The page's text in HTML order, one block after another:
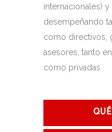
internacionales) y
desempeñando
como directivos,
asesores, tanto
como privadas.